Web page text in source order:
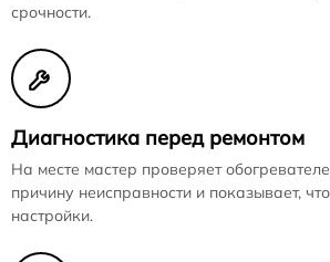
срочности.
Диагностика перед ремонтом
На месте мастер проверяет
причину неисправности и показывает,
настройки.